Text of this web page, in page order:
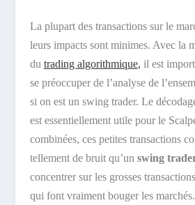
La plupart des transactions sur le
leurs impacts sont minimes. Avec la
du trading algorithmique, il est
se préoccuper de l’analyse de
si on est un swing trader. Le
est essentiellement utile pour le
combinées, ces petites transactions
tellement de bruit qu’un swing
concentrer sur les grosses
qui font vraiment bouger les marchés.